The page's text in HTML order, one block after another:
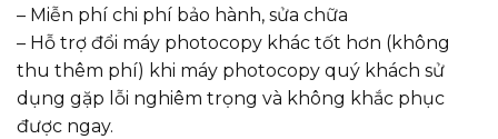
– Miễn phí chi phí bảo hành, sửa chữa
– Hỗ trợ đổi máy photocopy khác tốt hơn (không
thu thêm phí) khi máy photocopy quý khách sử
dụng gặp lỗi nghiêm trọng và không khắc phục
được ngay.